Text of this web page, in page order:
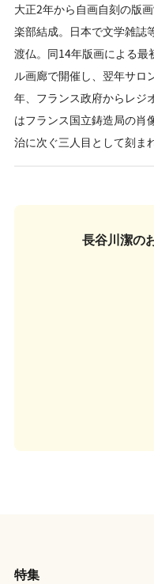
大正2年から自画自刻の版
楽部結成。日本で文学雑誌
渡仏。同14年版画による最
ル画廊で開催し、翌年サロ
年、フランス政府からレジ
はフランス国立鋳造局の肖
治に次ぐ三人目として刻ま
長谷川潔の
特集